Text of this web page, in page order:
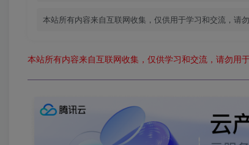
本站所有内容来自互联网收集，仅供用于学习和交流，请
本站所有内容来自互联网收集，仅供学习和交流，请勿用